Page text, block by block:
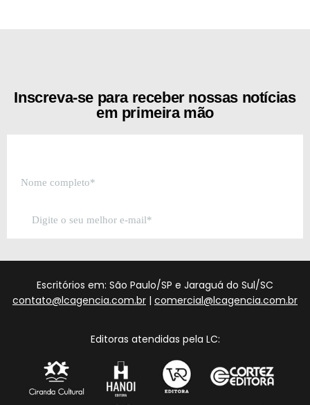
Inscreva-se para receber nossas notícias
em primeira mão
Escritórios em: São Paulo/SP e Jaraguá do Sul/SC
contato@lcagencia.com.br | comercial@lcagencia.com.br
Editoras atendidas pela LC: